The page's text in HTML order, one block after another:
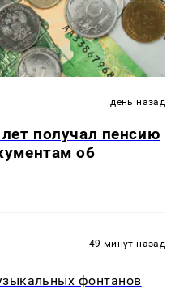
день назад
получал пенсию
об
49 минут назад
фонтанов